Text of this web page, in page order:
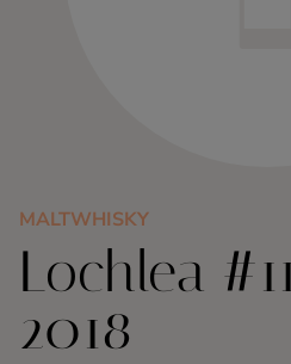
Konjak
Likör
Rom
MALTWHISKY
Lochlea
2018